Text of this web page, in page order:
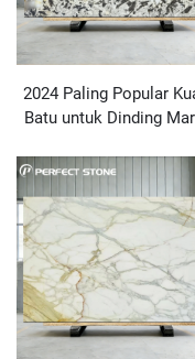
2024 Paling Popular
Batu untuk Dinding